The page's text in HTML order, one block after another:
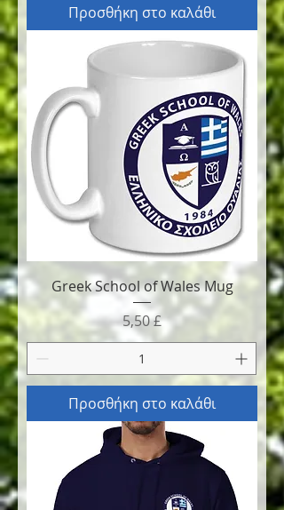
Προσθήκη στο καλάθι
Greek School of Wales Mug
Τιμή
5,50 £
Προσθήκη στο καλάθι